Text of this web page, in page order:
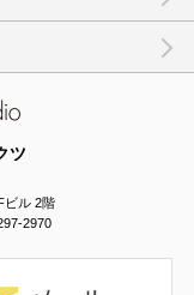
ツ
ル 2階
2970